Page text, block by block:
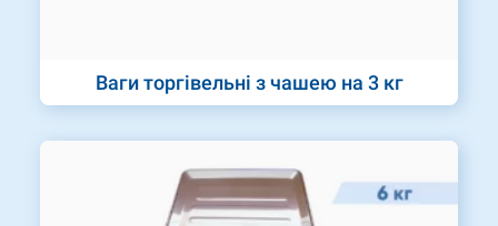
Ваги торгівельні з чашею на 3 кг